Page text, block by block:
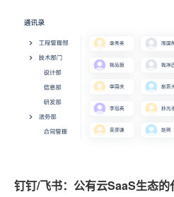
钉钉/飞书：公有云SaaS生态的